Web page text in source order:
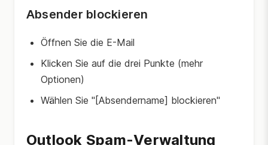
Absender blockieren
Öffnen Sie die E-Mail
Klicken Sie auf die drei Punkte (mehr
Optionen)
Wählen Sie "[Absendername] blockieren"
Outlook Spam-Verwaltung